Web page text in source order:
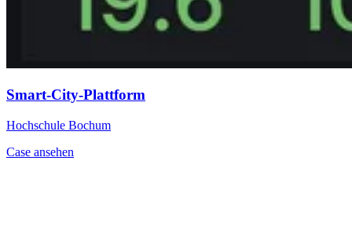
Smart-City-Plattform
Hochschule Bochum
Case ansehen